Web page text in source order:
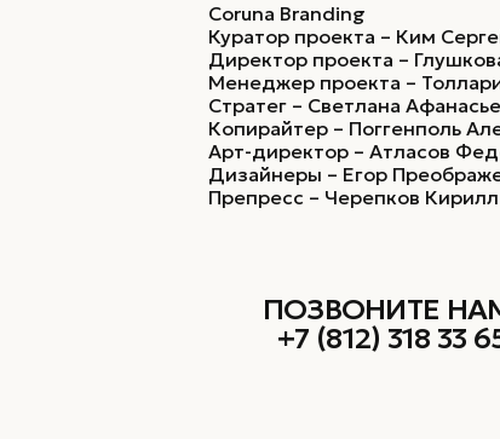
Coruna Branding
Куратор проекта – Ким
Директор проекта –
Менеджер проекта –
Стратег – Светлана
Копирайтер – Поггенполь
Арт-директор – Атласов
Дизайнеры – Егор
Препресс – Черепков Кирилл
ПОЗВОНИТЕ
+7 (812) 318 33